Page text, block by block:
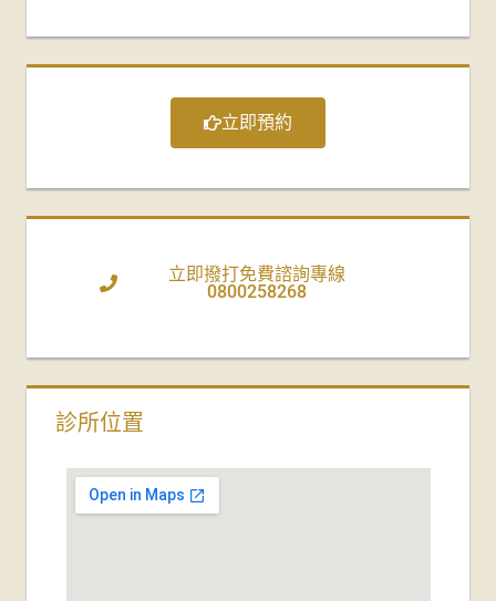
立即預約
立即撥打免費諮詢專線
0800258268
診所位置